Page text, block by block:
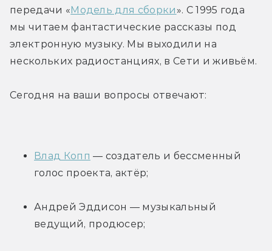
передачи «Модель для сборки ». C 1995 года
мы читаем фантастические рассказы под
электронную музыку. Мы выходили на
нескольких радиостанциях, в Сети и живьём.
Сегодня на ваши вопросы отвечают:
Влад Копп — создатель и бессменный
голос проекта, актёр;
Андрей Эддисон — музыкальный
ведущий, продюсер;